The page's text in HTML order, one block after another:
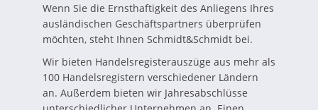
Wenn Sie die Ernsthaftigkeit des Anliegens Ihres
ausländischen Geschäftspartners überprüfen
möchten, steht Ihnen Schmidt&Schmidt bei.
Wir bieten Handelsregisterauszüge aus mehr als
100 Handelsregistern verschiedener Ländern
an. Außerdem bieten wir Jahresabschlüsse